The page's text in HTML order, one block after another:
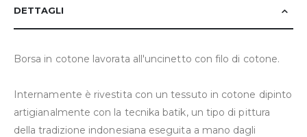
DETTAGLI
Borsa in cotone lavorata all'uncinetto con filo di cotone.
Internamente è rivestita con un tessuto in cotone dipinto
artigianalmente con la tecnika batik, un tipo di pittura
della tradizione indonesiana eseguita a mano dagli